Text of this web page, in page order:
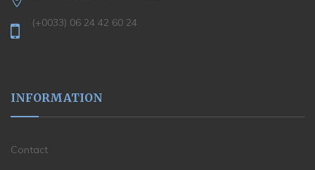
(+0033) 06 24 42 60 24
INFORMATION
Contact